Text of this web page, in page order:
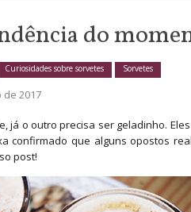
Sobre Sorvetes
Sorvete
Dicas De Vinhos
Países E Regiões De Vinhos
Jantares Românticos
Artigos De Vinhos
Países E
Receitas
do
Curiosidades sobre sorvetes Sorvetes
2017
já o outro precisa ser geladinho.
confirmado que alguns opostos
post!